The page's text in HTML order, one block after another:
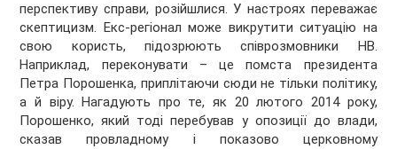
перспективу справи, розійшлися. У настроях переважає
скептицизм. Екс-регіонал може викрутити ситуацію на
свою користь, підозрюють співрозмовники НВ.
Наприклад, переконувати – це помста президента
Петра Порошенка, приплітаючи сюди не тільки політику,
а й віру. Нагадують про те, як 20 лютого 2014 року,
Порошенко, який тоді перебував у опозиції до влади,
сказав провладному і показово церковному